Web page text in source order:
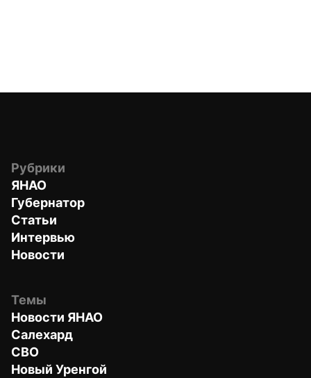
Рубрики
ЯНАО
Губернатор
Статьи
Интервью
Новости
Темы
Новости ЯНАО
Салехард
СВО
Новый Уренгой